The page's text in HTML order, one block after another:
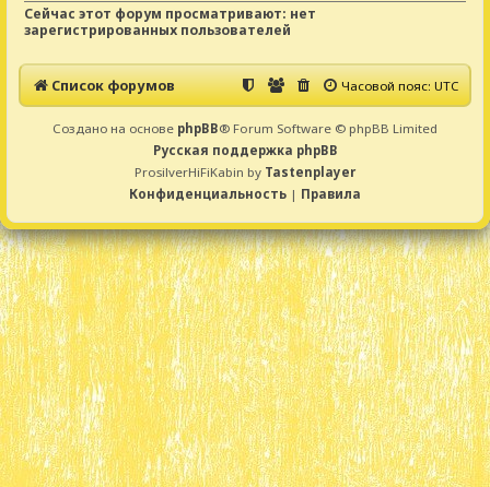
Сейчас этот форум просматривают: нет
зарегистрированных пользователей
Список форумов Часовой пояс:UTC
Создано на основе phpBB® Forum Software © phpBB Limited
Русская поддержка phpBB
ProsilverHiFiKabin by Tastenplayer
Конфиденциальность | Правила